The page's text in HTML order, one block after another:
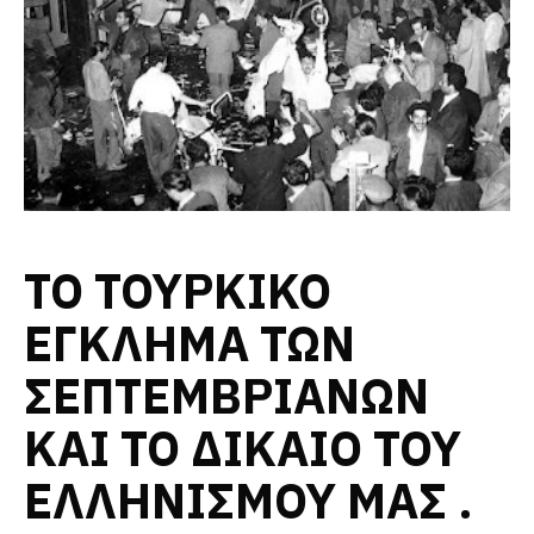
ΤΟ ΤΟΥΡΚΙΚΟ
ΕΓΚΛΗΜΑ ΤΩΝ
ΣΕΠΤΕΜΒΡΙΑΝΩΝ
ΚΑΙ ΤΟ ΔΙΚΑΙΟ ΤΟΥ
ΕΛΛΗΝΙΣΜΟΥ ΜΑΣ .